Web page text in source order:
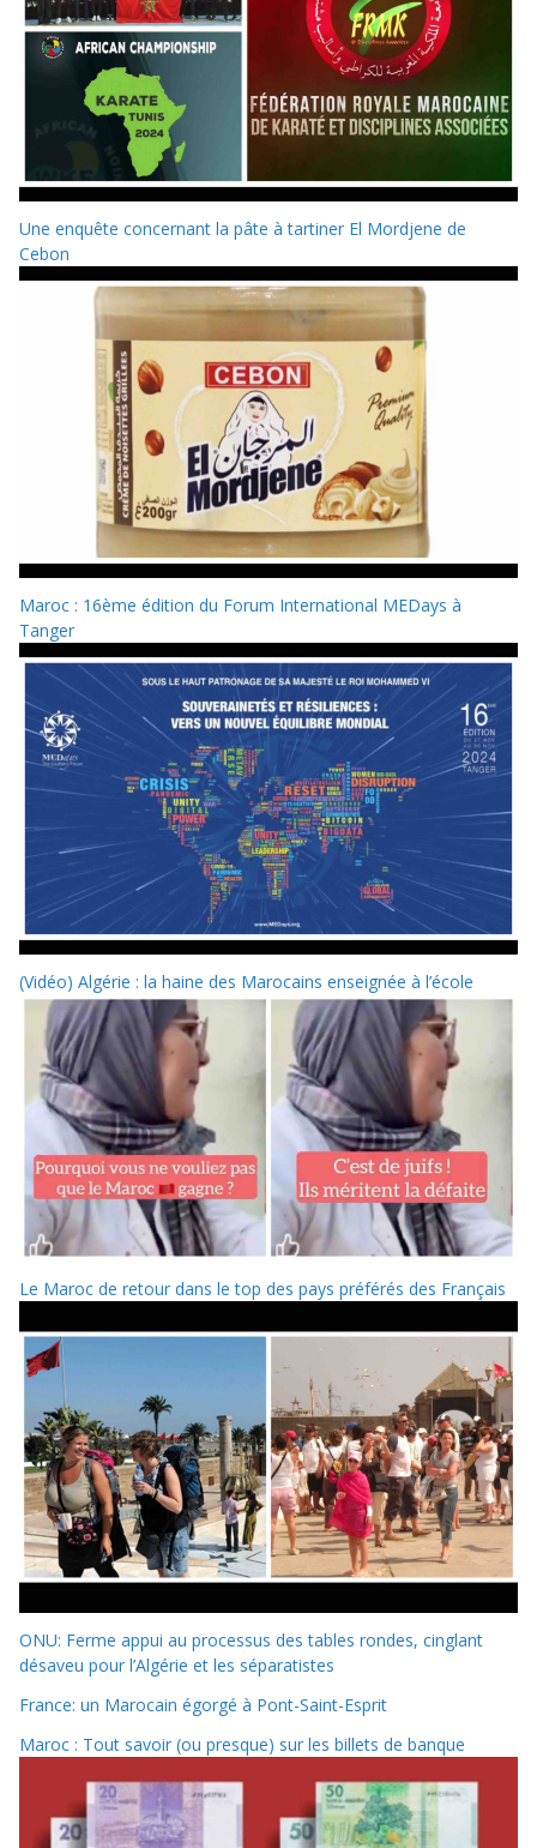
Une enquête concernant la pâte à tartiner El Mordjene de
Cebon
Maroc : 16ème édition du Forum International MEDays à
Tanger
(Vidéo) Algérie : la haine des Marocains enseignée à l’école
Le Maroc de retour dans le top des pays préférés des Français
ONU: Ferme appui au processus des tables rondes, cinglant
désaveu pour l’Algérie et les séparatistes
France: un Marocain égorgé à Pont-Saint-Esprit
Maroc : Tout savoir (ou presque) sur les billets de banque